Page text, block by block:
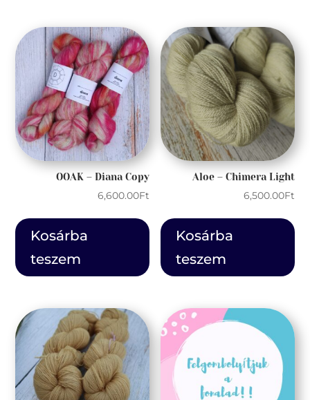
OOAK – Diana Copy
6,600.00Ft
Kosárba
teszem
Aloe – Chimera Light
6,500.00Ft
Kosárba
teszem